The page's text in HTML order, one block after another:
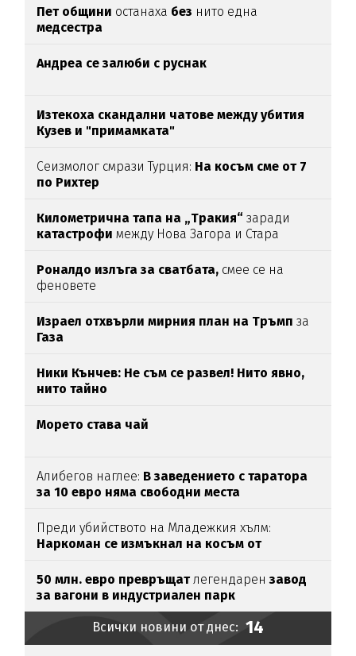
Пет общини останаха без нито една
медсестра
Андреа се залюби с руснак
Изтекоха скандални чатове между убития
Кузев и "примамката"
Сеизмолог смрази Турция: На косъм сме от 7
по Рихтер
Километрична тапа на „Тракия“ заради
катастрофи между Нова Загора и Стара
Роналдо излъга за сватбата, смее се на
феновете
Израел отхвърли мирния план на Тръмп за
Газа
Ники Кънчев: Не съм се развел! Нито явно,
нито тайно
Морето става чай
Алибегов наглее: В заведението с таратора
за 10 евро няма свободни места
Преди убийството на Младежкия хълм:
Наркоман се измъкнал на косъм от
50 млн. евро превръщатлегендарензавод
за вагони в индустриален парк
Всички новини от днес: 14